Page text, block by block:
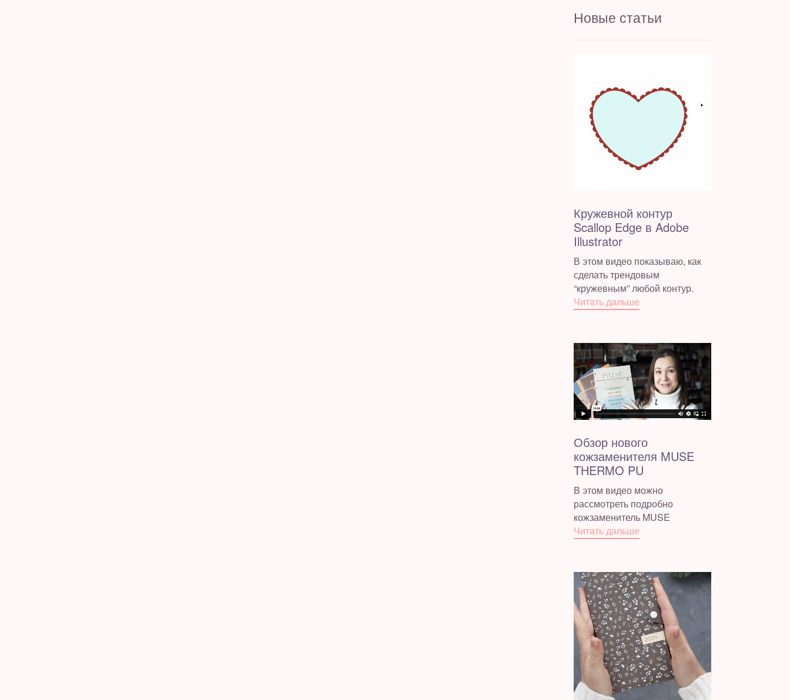
Новые статьи
Кружевной контур
Scallop Edge в Adobe
Illustrator
В этом видео показываю, как
сделать трендовым
“кружевным” любой контур.
Читать дальше
Обзор нового
кожзаменителя MUSE
THERMO PU
В этом видео можно
рассмотреть подробно
кожзаменитель MUSE
Читать дальше